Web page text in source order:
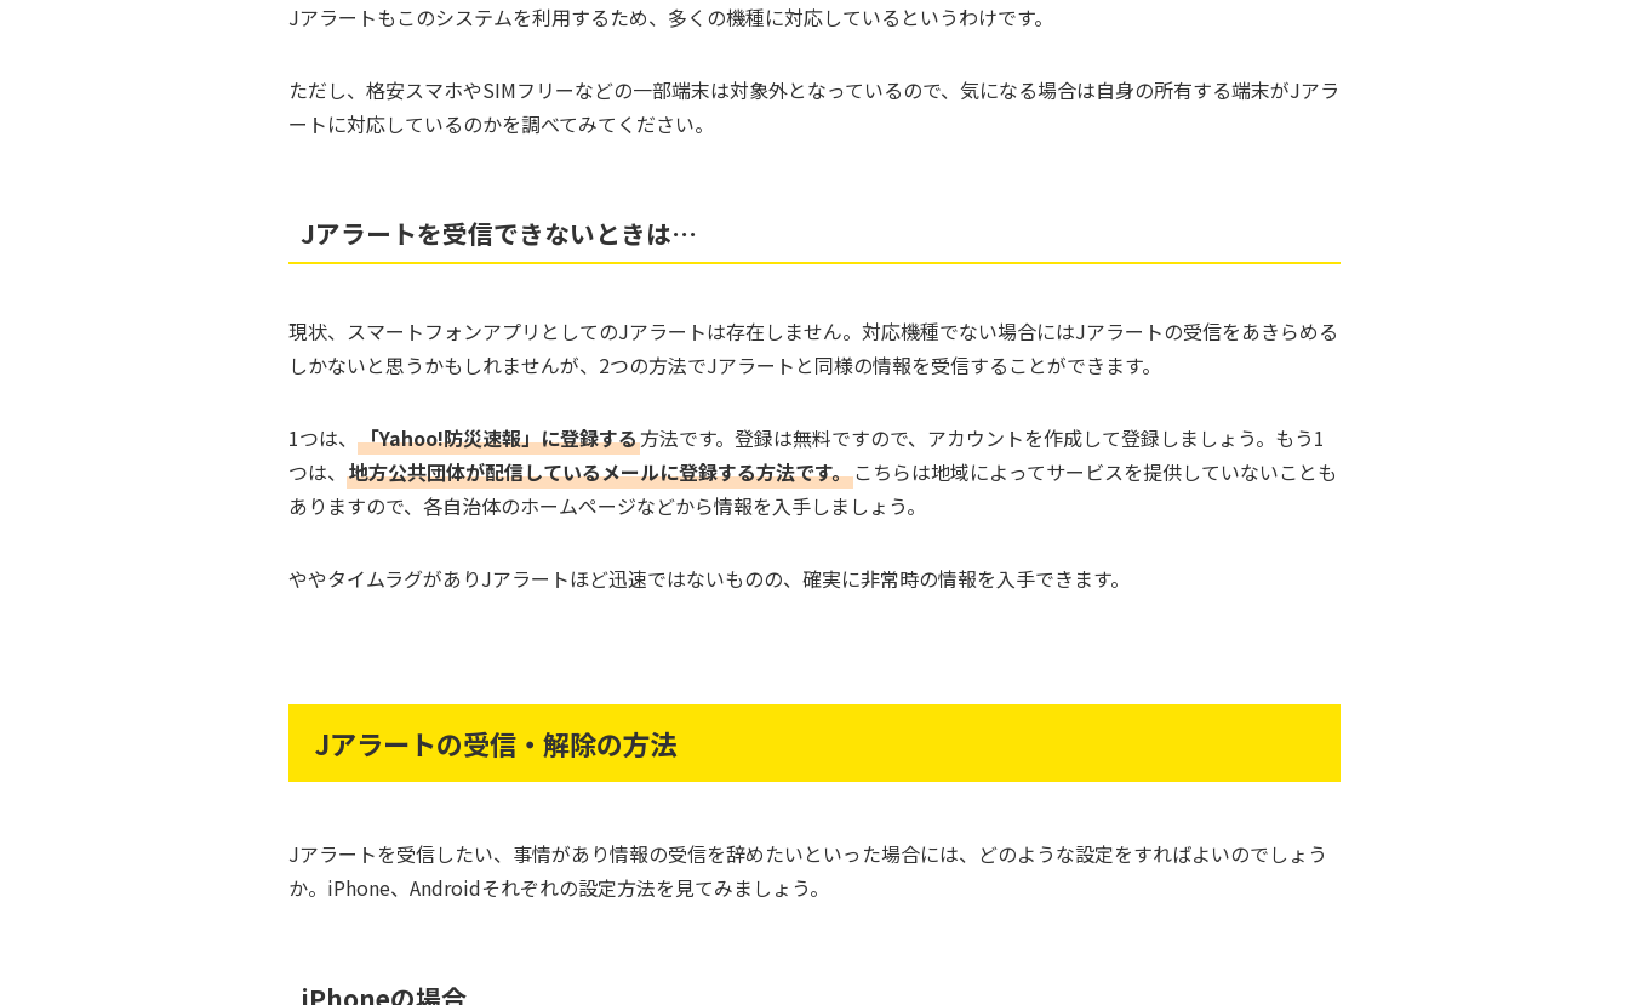
Jアラートもこのシステムを利用するため、多くの機種に対応しているというわけです。
ただし、格安スマホやSIMフリーなどの一部端末は対象外となっているので、気になる場合は自身の所有する端末がJアラ
ートに対応しているのかを調べてみてください。
Jアラートを受信できないときは…
現状、スマートフォンアプリとしてのJアラートは存在しません。対応機種でない場合にはJアラートの受信をあきらめる
しかないと思うかもしれませんが、2つの方法でJアラートと同様の情報を受信することができます。
1つは、 「Yahoo!防災速報」に登録する方法です。登録は無料ですので、アカウントを作成して登録しましょう。もう1
つは、 地方公共団体が配信しているメールに登録する方法です。 こちらは地域によってサービスを提供していないことも
ありますので、各自治体のホームページなどから情報を入手しましょう。
ややタイムラグがありJアラートほど迅速ではないものの、確実に非常時の情報を入手できます。
Jアラートの受信・解除の方法
Jアラートを受信したい、事情があり情報の受信を辞めたいといった場合には、どのような設定をすればよいのでしょう
か。iPhone、Androidそれぞれの設定方法を見てみましょう。
iPhoneの場合